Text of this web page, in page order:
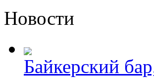
Новости
Байкерский